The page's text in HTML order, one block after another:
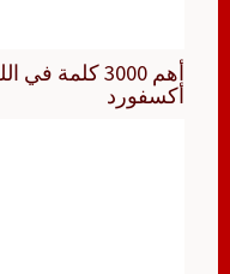
أهم 3000 كلمة
أكسفورد